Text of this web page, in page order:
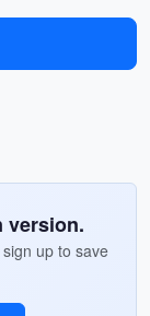
version.
up to save